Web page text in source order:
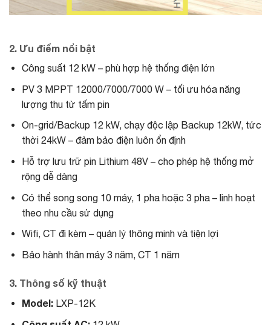
2. Ưu điểm nổi bật
Công suất 12 kW – phù hợp hệ thống điện lớn
PV 3 MPPT 12000/7000/7000 W – tối ưu hóa năng
lượng thu từ tấm pin
On-grid/Backup 12 kW, chạy độc lập Backup 12kW, tức
thời 24kW – đảm bảo điện luôn ổn định
Hỗ trợ lưu trữ pin Lithium 48V – cho phép hệ thống mở
rộng dễ dàng
Có thể song song 10 máy, 1 pha hoặc 3 pha – linh hoạt
theo nhu cầu sử dụng
Wifi, CT đi kèm – quản lý thông minh và tiện lợi
Bảo hành thân máy 3 năm, CT 1 năm
3. Thông số kỹ thuật
Model:LXP-12K